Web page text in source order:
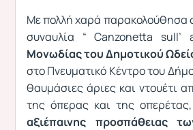
Με πολλή χαρά παρακολούθησα
συναυλία “ Canzonetta sull’
Μονωδίας του Δημοτικού
στο Πνευματικό Κέντρο του
θαυμάσιες άριες και ντουέτι
της όπερας και της
αξιέπαινης προσπάθειας